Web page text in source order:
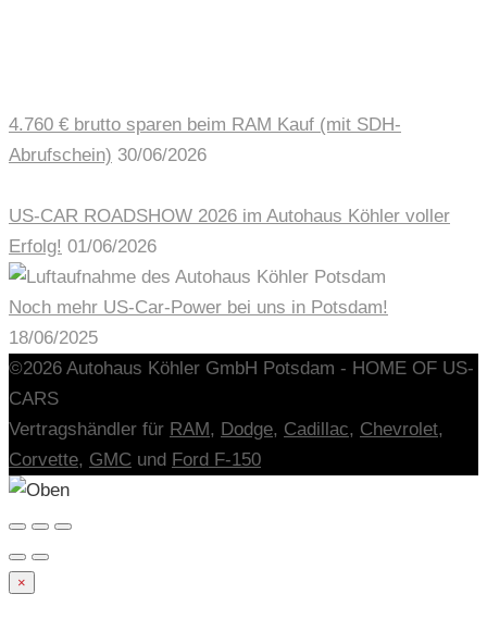
4.760 € brutto sparen beim RAM Kauf (mit SDH-
Abrufschein) 30/06/2026
US-CAR ROADSHOW 2026 im Autohaus Köhler voller
Erfolg! 01/06/2026
Noch mehr US-Car-Power bei uns in Potsdam!
18/06/2025
©2026 Autohaus Köhler GmbH Potsdam - HOME OF US-
CARS
Vertragshändler für RAM, Dodge, Cadillac, Chevrolet,
Corvette, GMC und Ford F-150
×